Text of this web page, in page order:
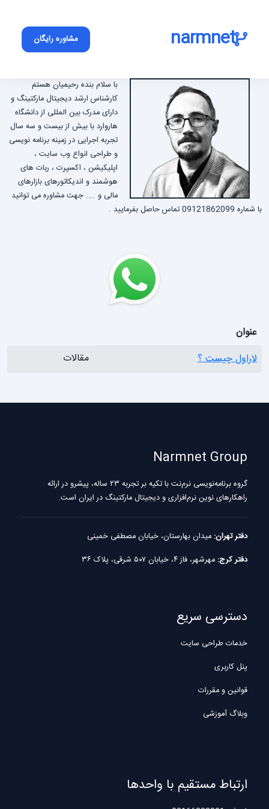
narmnet مشاوره رایگان
با سلام بنده رحیمیان هستم
کارشناس ارشد دیجیتال مارکتینگ و
دارای مدرک بین المللی از دانشگاه
هاروارد با بیش از بیست و سه سال
تجربه اجرایی در زمینه برنامه نویسی
و طراحی انواع وب سایت ،
اپلیکیشن ، اکسپرت ، ربات های
هوشمند و اندیکاتورهای بازارهای
مالی و .... جهت مشاوره می توانید
با شماره 09121862099 تماس حاصل بفرمایید .
عنوان
لاراول چیست ؟
مقالات
Narmnet Group
گروه برنامه‌نویسی نرم‌نت با تکیه بر تجربه ۲۳ ساله، پیشرو در ارائه
راهکارهای نوین نرم‌افزاری و دیجیتال مارکتینگ در ایران است.
دفتر تهران: میدان بهارستان، خیابان مصطفی خمینی
دفتر کرج: مهرشهر، فاز ۴، خیابان ۵۰۷ شرقی، پلاک ۳۶
دسترسی سریع
خدمات طراحی سایت
پنل کاربری
قوانین و مقررات
وبلاگ آموزشی
ارتباط مستقیم با واحدها